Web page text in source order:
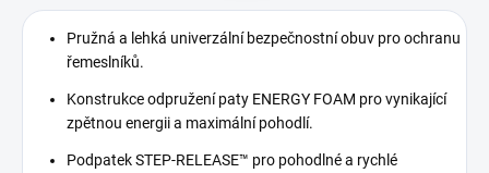
Pružná a lehká univerzální bezpečnostní obuv pro ochranu
řemeslníků.
Konstrukce odpružení paty ENERGY FOAM pro vynikající
zpětnou energii a maximální pohodlí.
Podpatek STEP-RELEASE™ pro pohodlné a rychlé